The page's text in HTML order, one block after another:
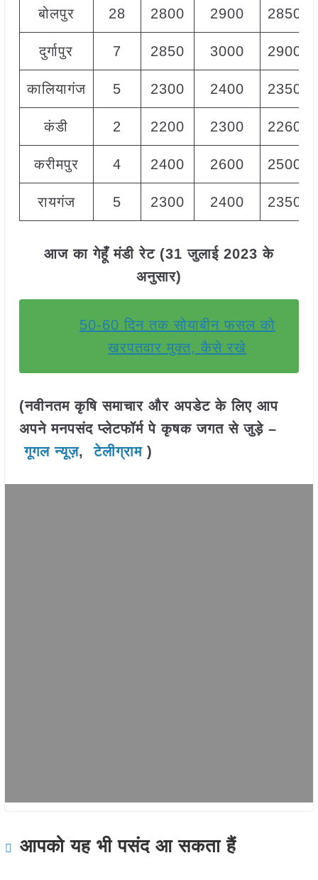
बोलपुर 28 2800 2900 2850
दुर्गापुर 7 2850 3000 2900
कालियागंज 5 2300 2400 2350
कंडी 2 2200 2300 2260
करीमपुर 4 2400 2600 2500
रायगंज 5 2300 2400 2350
आज का गेहूँ मंडी रेट (31 जुलाई 2023 के
अनुसार)
50-60 दिन तक सोयाबीन फसल को
खरपतवार मुक्त, कैसे रखे
(नवीनतम कृषि समाचार और अपडेट के लिए आप
अपने मनपसंद प्लेटफॉर्म पे कृषक जगत से जुड़े –
गूगल न्यूज़,टेलीग्राम )
आपको यह भी पसंद आ सकता हैं